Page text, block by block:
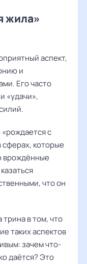
жила»
аспект,
и
Его часто
«удачи»,
с
сферах, которые
врождённые
что он
в том, что
таких аспектов
зачем что-
даётся? Это